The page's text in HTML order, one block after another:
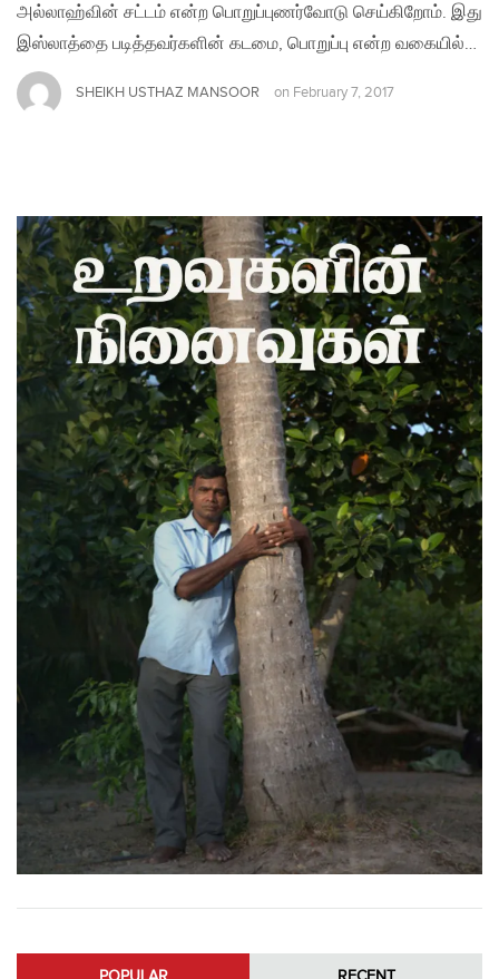
அல்லாஹ்வின் சட்டம் என்ற பொறுப்புணர்வோடு செய்கிறோம். இது
இஸ்லாத்தை படித்தவர்களின் கடமை, பொறுப்பு என்ற வகையில்…
SHEIKH USTHAZ MANSOOR on February 7, 2017